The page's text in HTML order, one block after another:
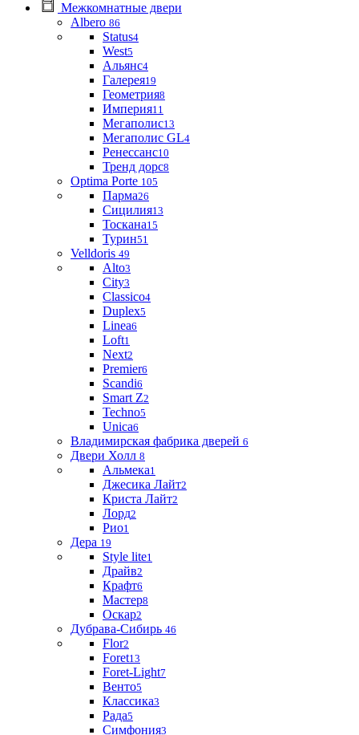
Межкомнатные двери
Albero 86
Status4
West5
Альянс4
Галерея19
Геометрия8
Империя11
Мегаполис13
Мегаполис GL4
Ренессанс10
Тренд дорс8
Optima Porte 105
Парма26
Сицилия13
Тоскана15
Турин51
Velldoris 49
Alto3
City3
Classico4
Duplex5
Linea6
Loft1
Next2
Premier6
Scandi6
Smart Z2
Techno5
Unica6
Владимирская фабрика дверей 6
Двери Холл 8
Альмека1
Джесика Лайт2
Криста Лайт2
Лорд2
Рио1
Дера 19
Style lite1
Драйв2
Крафт6
Мастер8
Оскар2
Дубрава-Сибирь 46
Flor2
Foret13
Foret-Light7
Венто5
Классика3
Рада5
Симфония3